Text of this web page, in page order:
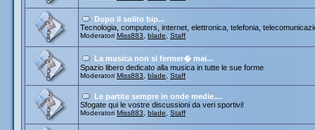
Dopo il solito bip...
Tecnologia, computers, internet, elettronica, telefonia,
Moderatori Miss883 blade Staff
La musica non si fermer� mai...
Spazio libero dedicato alla musica in tutte le sue forme
Moderatori Miss883 blade Staff
Le partite sempre in onde medie....
Sfogate qui le vostre discussioni da veri sportivi!
Moderatori Miss883 blade Staff